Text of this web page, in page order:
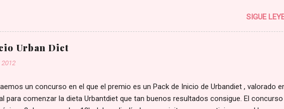
SIGUE
Urban Diet
un concurso en el que el premio es un Pack de Inicio de Urbandiet , valorado
para comenzar la dieta Urbantdiet que tan buenos resultados consigue. El